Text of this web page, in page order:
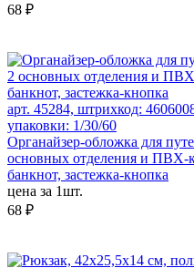
68 ₽
арт. 45284, штрихкод:
упаковки: 1/30/60
Органайзер-обложка для
основных отделения и ПВХ-
банкнот, застежка-кнопка
цена за 1шт.
68 ₽